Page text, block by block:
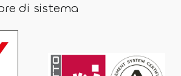
di sistema